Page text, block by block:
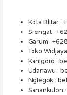
Kota Blitar :
Srengat :
Garum :
Toko
Kanigoro :
Udanawu :
Nglegok :
Sanankulon